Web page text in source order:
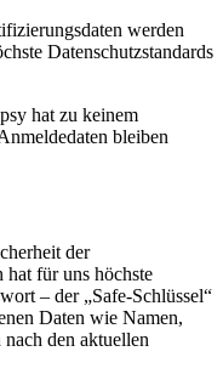
werden
Datenschutzstandards
hat zu keinem
bleiben
der
hat für uns höchste
– der „Safe-Schlüssel“
Daten wie Namen,
den aktuellen